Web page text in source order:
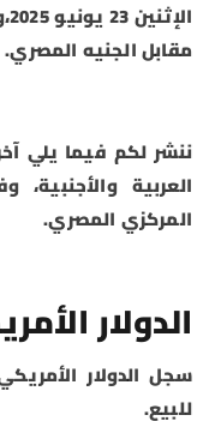
مقابل الجنيه المصري.
ننشر لكم فيما يلي
العربية
المركزي المصري.
الدولار
للبيع.